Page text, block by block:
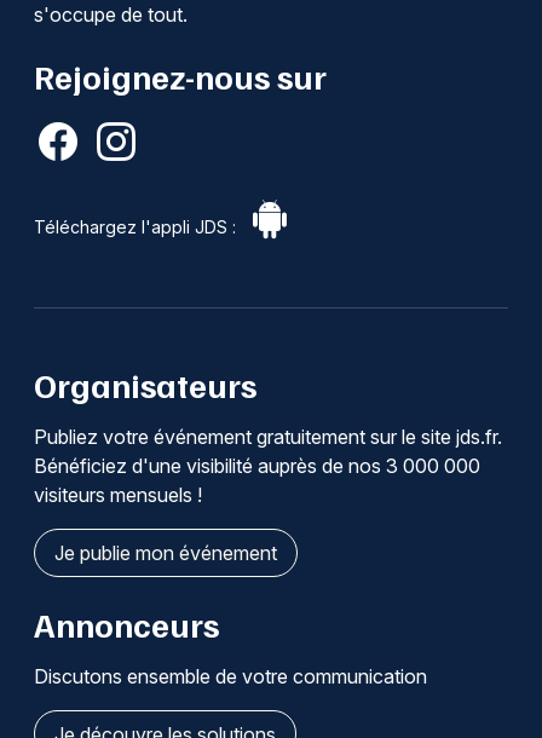
s'occupe de tout.
Rejoignez-nous sur
Téléchargez l'appli JDS :
Organisateurs
Publiez votre événement gratuitement sur le site jds.fr.
Bénéficiez d'une visibilité auprès de nos 3 000 000
visiteurs mensuels !
Je publie mon événement
Annonceurs
Discutons ensemble de votre communication